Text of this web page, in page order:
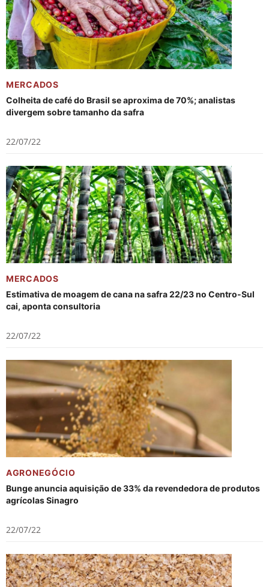
MERCADOS
Colheita de café do Brasil se aproxima de 70%; analistas
divergem sobre tamanho da safra
22/07/22
MERCADOS
Estimativa de moagem de cana na safra 22/23 no Centro-Sul
cai, aponta consultoria
22/07/22
AGRONEGÓCIO
Bunge anuncia aquisição de 33% da revendedora de produtos
agrícolas Sinagro
22/07/22